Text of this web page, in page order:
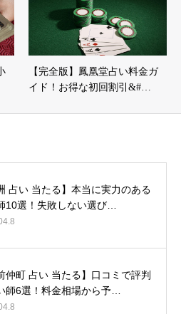
【完全版】鳳凰堂占い料金ガ
イド！お得な初回割引&#…
占い 当たる】本当に実力のある
10選！失敗しない選び…
仲町 占い 当たる】口コミで評判
師6選！料金相場から予…